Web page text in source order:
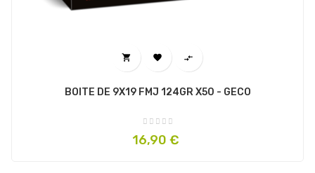
  
BOITE DE 9X19 FMJ 124GR X50 - GECO
Prix
16,90 €